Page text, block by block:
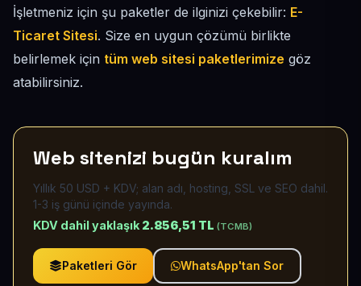
İşletmeniz için şu paketler de ilginizi çekebilir: E-
Ticaret Sitesi. Size en uygun çözümü birlikte
belirlemek için tüm web sitesi paketlerimize göz
atabilirsiniz.
Web sitenizi bugün kuralım
Yıllık 50 USD + KDV; alan adı, hosting, SSL ve SEO dahil.
1-3 iş günü içinde yayında.
KDV dahil yaklaşık 2.856,51 TL (TCMB)
Paketleri Gör WhatsApp'tan Sor